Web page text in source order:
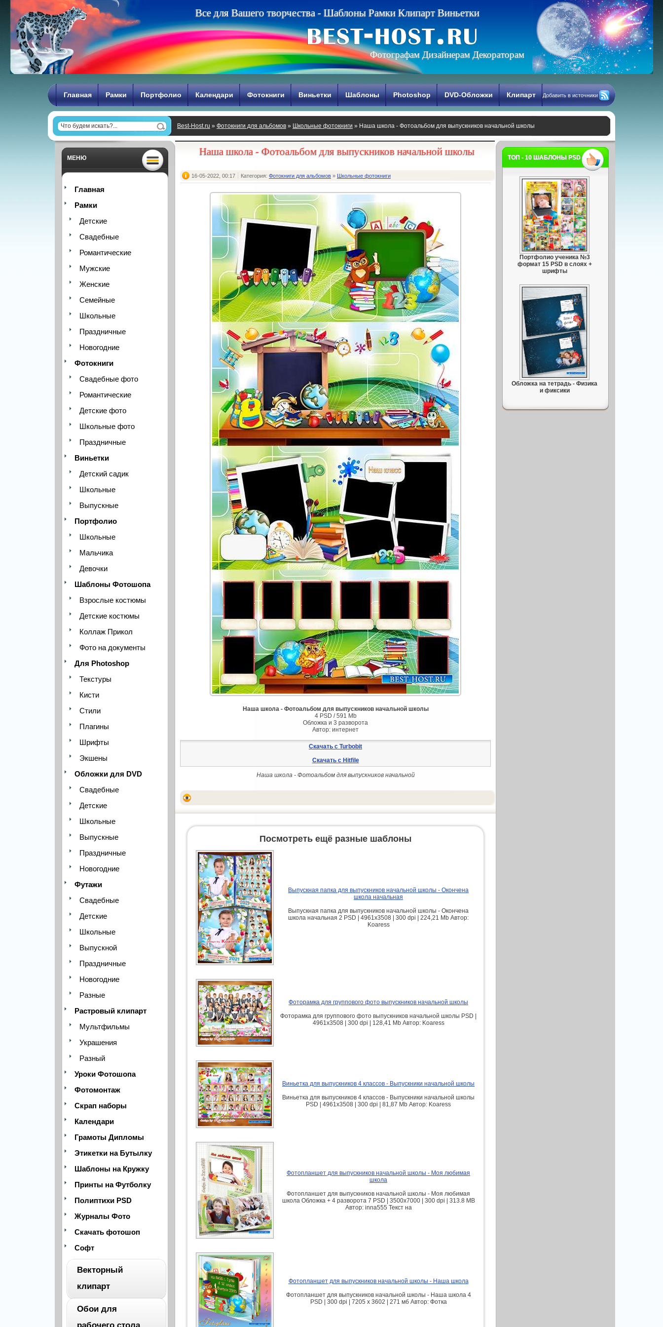
Все для Вашего творчества - Шаблоны Рамки Клипарт Виньетки
Фотографам Дизайнерам Декораторам
Главная Рамки Портфолио Календари Фотокниги Виньетки Шаблоны Photoshop DVD-Обложки Клипарт Добавить в источники
Best-Host.ru » Фотокниги для альбомов » Школьные фотокниги » Наша школа - Фотоальбом для выпускников начальной школы
МЕНЮ
Главная
Рамки
Детские
Свадебные
Романтические
Мужские
Женские
Семейные
Школьные
Праздничные
Новогодние
Фотокниги
Свадебные фото
Романтические
Детские фото
Школьные фото
Праздничные
Виньетки
Детский садик
Школьные
Выпускные
Портфолио
Школьные
Мальчика
Девочки
Шаблоны Фотошопа
Взрослые костюмы
Детские костюмы
Коллаж Прикол
Фото на документы
Для Photoshop
Текстуры
Кисти
Стили
Плагины
Шрифты
Экшены
Обложки для DVD
Свадебные
Детские
Школьные
Выпускные
Праздничные
Новогодние
Футажи
Свадебные
Детские
Школьные
Выпускной
Праздничные
Новогодние
Разные
Растровый клипарт
Мультфильмы
Украшения
Разный
Уроки Фотошопа
Фотомонтаж
Скрап наборы
Календари
Грамоты Дипломы
Этикетки на Бутылку
Шаблоны на Кружку
Принты на Футболку
Полиптихи PSD
Журналы Фото
Скачать фотошоп
Софт
Векторный
клипарт
Обои для
Наша школа - Фотоальбом для выпускников начальной школы
16-05-2022, 00:17 Категория: Фотокниги для альбомов » Школьные фотокниги
Наша школа - Фотоальбом для выпускников начальной школы
4 PSD / 591 Mb
Обложка и 3 разворота
Автор: интернет
Скачать с Turbobit
Скачать с Hitfile
Наша школа - Фотоальбом для выпускников начальной
Посмотреть ещё разные шаблоны
Выпускная папка для выпускников начальной школы - Окончена
школа начальная
Выпускная папка для выпускников начальной школы - Окончена
школа начальная 2 PSD | 4961x3508 | 300 dpi | 224,21 Mb Автор:
Koaress
Фоторамка для группового фото выпускников начальной школы
Фоторамка для группового фото выпускников начальной школы PSD |
4961x3508 | 300 dpi | 128,41 Mb Автор: Koaress
Виньетка для выпускников 4 классов - Выпускники начальной школы
Виньетка для выпускников 4 классов - Выпускники начальной школы
PSD | 4961x3508 | 300 dpi | 81,87 Mb Автор: Koaress
Фотопланшет для выпускников начальной школы - Моя любимая
школа
Фотопланшет для выпускников начальной школы - Моя любимая
школа Обложка + 4 разворота 7 PSD | 3500x7000 | 300 dpi | 313.8 MB
Автор: inna555 Текст на
Фотопланшет для выпускников начальной школы - Наша школа
Фотопланшет для выпускников начальной школы - Наша школа 4
PSD | 300 dpi | 7205 x 3602 | 271 мб Автор: Фотка
ТОП - 10 ШАБЛОНЫ PSD
Портфолио ученика №3
формат 15 PSD в слоях +
шрифты
Обложка на тетрадь - Физика
и фиксики